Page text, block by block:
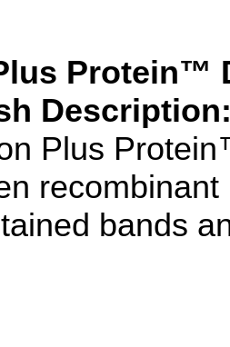
Protein™
Plus
bands